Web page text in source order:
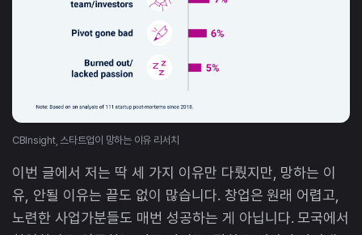
CBInsight, 스타트업이 망하는 이유 리서치
이번 글에서 저는 딱 세 가지 이유만 다뤘지만, 망하는 이
유, 안될 이유는 끝도 없이 많습니다. 창업은 원래 어렵고,
노련한 사업가분들도 매번 성공하는 게 아닙니다. 모국에서